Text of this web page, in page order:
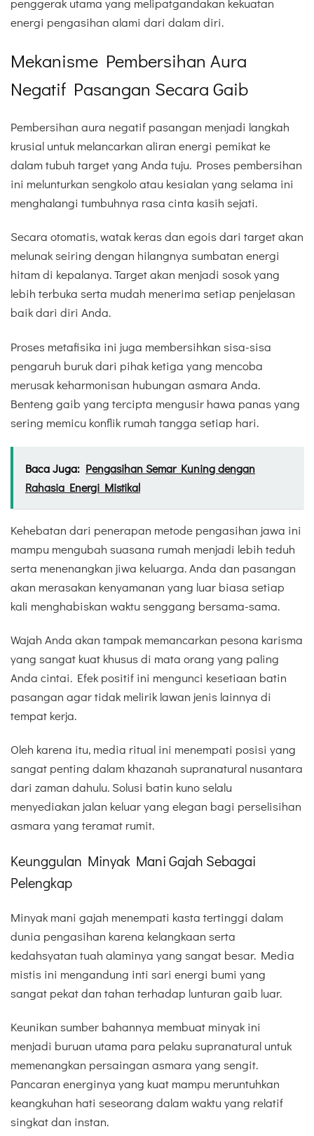
energi pengasihan alami dari dalam diri.
Mekanisme Pembersihan Aura
Negatif Pasangan Secara Gaib
Pembersihan aura negatif pasangan menjadi langkah
krusial untuk melancarkan aliran energi pemikat ke
dalam tubuh target yang Anda tuju. Proses pembersihan
ini melunturkan sengkolo atau kesialan yang selama ini
menghalangi tumbuhnya rasa cinta kasih sejati.
Secara otomatis, watak keras dan egois dari target akan
melunak seiring dengan hilangnya sumbatan energi
hitam di kepalanya. Target akan menjadi sosok yang
lebih terbuka serta mudah menerima setiap penjelasan
baik dari diri Anda.
Proses metafisika ini juga membersihkan sisa-sisa
pengaruh buruk dari pihak ketiga yang mencoba
merusak keharmonisan hubungan asmara Anda.
Benteng gaib yang tercipta mengusir hawa panas yang
sering memicu konflik rumah tangga setiap hari.
Baca Juga: Pengasihan Semar Kuning dengan
Rahasia Energi Mistikal
Kehebatan dari penerapan metode pengasihan jawa ini
mampu mengubah suasana rumah menjadi lebih teduh
serta menenangkan jiwa keluarga. Anda dan pasangan
akan merasakan kenyamanan yang luar biasa setiap
kali menghabiskan waktu senggang bersama-sama.
Wajah Anda akan tampak memancarkan pesona karisma
yang sangat kuat khusus di mata orang yang paling
Anda cintai. Efek positif ini mengunci kesetiaan batin
pasangan agar tidak melirik lawan jenis lainnya di
tempat kerja.
Oleh karena itu, media ritual ini menempati posisi yang
sangat penting dalam khazanah supranatural nusantara
dari zaman dahulu. Solusi batin kuno selalu
menyediakan jalan keluar yang elegan bagi perselisihan
asmara yang teramat rumit.
Keunggulan Minyak Mani Gajah Sebagai
Pelengkap
Minyak mani gajah menempati kasta tertinggi dalam
dunia pengasihan karena kelangkaan serta
kedahsyatan tuah alaminya yang sangat besar. Media
mistis ini mengandung inti sari energi bumi yang
sangat pekat dan tahan terhadap lunturan gaib luar.
Keunikan sumber bahannya membuat minyak ini
menjadi buruan utama para pelaku supranatural untuk
memenangkan persaingan asmara yang sengit.
Pancaran energinya yang kuat mampu meruntuhkan
keangkuhan hati seseorang dalam waktu yang relatif
singkat dan instan.